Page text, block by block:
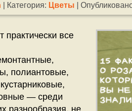
| Категория: Цветы |
практически все
полиантовые,
— среди
разнообразия, не